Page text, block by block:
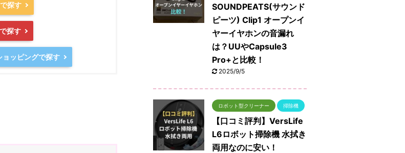
探す
探す
ッピングで探す
SOUNDPEATS(サウンド
ピーツ) Clip1 オープンイ
ヤーイヤホンの音漏れ
は？UUやCapsule3
Pro+と比較！
2025/9/5
ロボット型クリーナー 掃除機
【口コミ評判】VersLife
L6ロボット掃除機 水拭き
両用なのに安い！